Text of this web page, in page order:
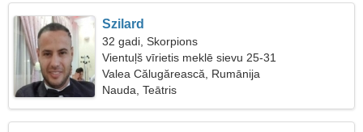
Szilard
32 gadi, Skorpions
Vientuļš vīrietis meklē sievu 25-31
Valea Călugărească, Rumānija
Nauda, Teātris